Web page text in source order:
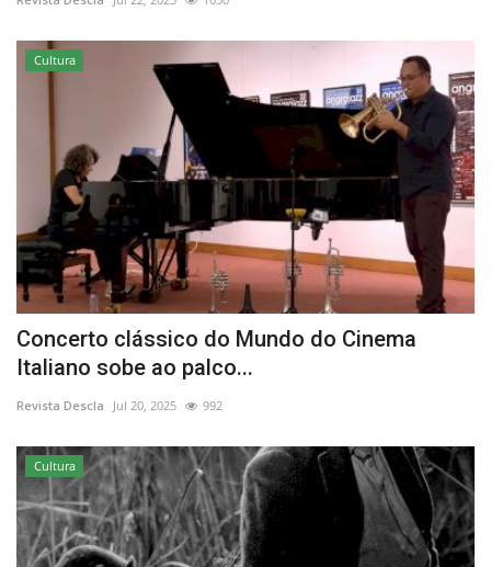
Cultura
Concerto clássico do Mundo do Cinema
Italiano sobe ao palco...
Revista Descla Jul 20, 2025 992
Cultura